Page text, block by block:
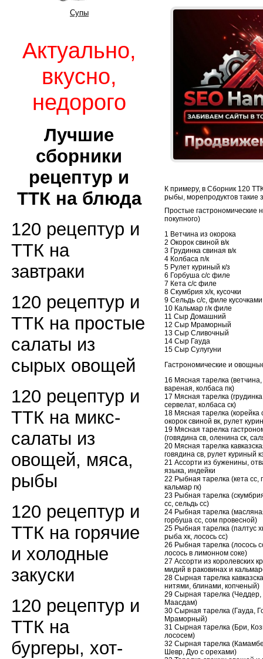
Супы
Актуально,
вкусно,
недорого
Лучшие
сборники
рецептур и
ТТК на блюда
120 рецептур и
ТТК на
завтраки
120 рецептур и
ТТК на простые
салаты из
сырых овощей
120 рецептур и
ТТК на микс-
салаты из
овощей, мяса,
рыбы
120 рецептур и
ТТК на горячие
и холодные
закуски
120 рецептур и
ТТК на
бургеры, хот-
К примеру, в Сборник 120
рыбы, морепродуктов такие
Простые гастрономические
покупного)
1 Ветчина из окорока
2 Окорок свиной в/к
3 Грудинка свиная в/к
4 Колбаса п/к
5 Рулет куриный к/з
6 Горбуша с/с филе
7 Кета с/с филе
8 Скумбрия х/к, кусочки
9 Сельдь с/с, филе кусочками
10 Кальмар г/к филе
11 Сыр Домашний
12 Сыр Мраморный
13 Сыр Сливочный
14 Сыр Гауда
15 Сыр Сулугуни
Гастрономические и
16 Мясная тарелка
вареная, колбаса пк)
17 Мясная тарелка
сервелат, колбаса ск)
18 Мясная тарелка (корейка
окорок свиной вк, рулет
19 Мясная тарелка
(говядина св, оленина ск,
20 Мясная тарелка
говядина св, рулет куриный
21 Ассорти из буженины,
языка, индейки
22 Рыбная тарелка (кета сс,
кальмар гк)
23 Рыбная тарелка
сс, сельдь сс)
24 Рыбная тарелка
горбуша сс, сом провесной)
25 Рыбная тарелка (палтус
рыба хк, лосось сс)
26 Рыбная тарелка (лосось
лосось в лимонном соке)
27 Ассорти из королевских
мидий в раковинах и
28 Сырная тарелка
нитями, блинами, копченый)
29 Сырная тарелка
Маасдам)
30 Сырная тарелка (Гауда,
Мраморный)
31 Сырная тарелка (Бри,
лососем)
32 Сырная тарелка
Шевр, Дуо с орехами)